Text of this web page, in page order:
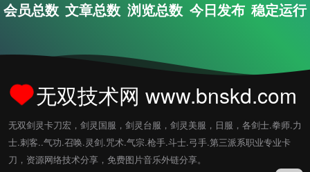
会员总数 文章总数 浏览总数 今日发布 稳定运行
无双技术网 www.bnskd.com
无双剑灵卡刀宏，剑灵国服，剑灵台服，剑灵美服，日服，各剑士.拳师.力
士.刺客..气功.召唤.灵剑.咒术.气宗.枪手.斗士.弓手.第三派系职业专业卡
刀，资源网络技术分享，免费图片音乐外链分享。